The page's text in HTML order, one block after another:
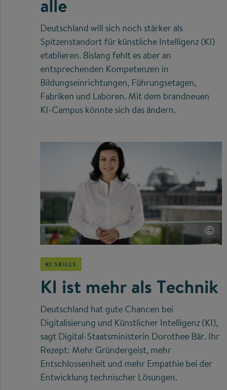
alle
Deutschland will sich noch stärker als
Spitzenstandort für künstliche Intelligenz (KI)
etablieren. Bislang fehlt es aber an
entsprechenden Kompetenzen in
Bildungseinrichtungen, Führungsetagen,
Fabriken und Laboren. Mit dem brandneuen
KI-Campus könnte sich das ändern.
©
KI SKILLS
KI ist mehr als Technik
Deutschland hat gute Chancen bei
Digitalisierung und Künstlicher Intelligenz (KI),
sagt Digital-Staatsministerin Dorothee Bär. Ihr
Rezept: Mehr Gründergeist, mehr
Entschlossenheit und mehr Empathie bei der
Entwicklung technischer Lösungen.